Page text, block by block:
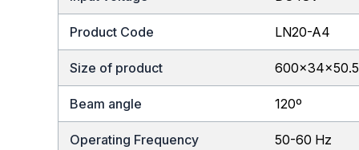
Product Code LN20-A4
Size of product 600x34x50.5
Beam angle 120º
Operating Frequency 50-60 Hz